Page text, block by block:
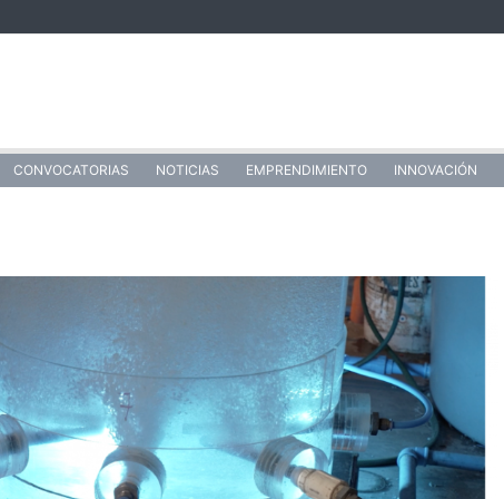
CONVOCATORIAS NOTICIAS EMPRENDIMIENTO INNOVACIÓN